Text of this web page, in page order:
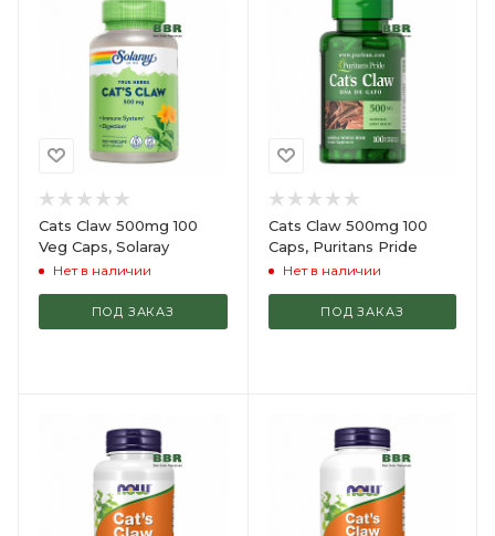
Cats Claw 500mg 100
Veg Caps, Solaray
Нет в наличии
ПОД ЗАКАЗ
Cats Claw 500mg 100
Caps, Puritans Pride
Нет в наличии
ПОД ЗАКАЗ